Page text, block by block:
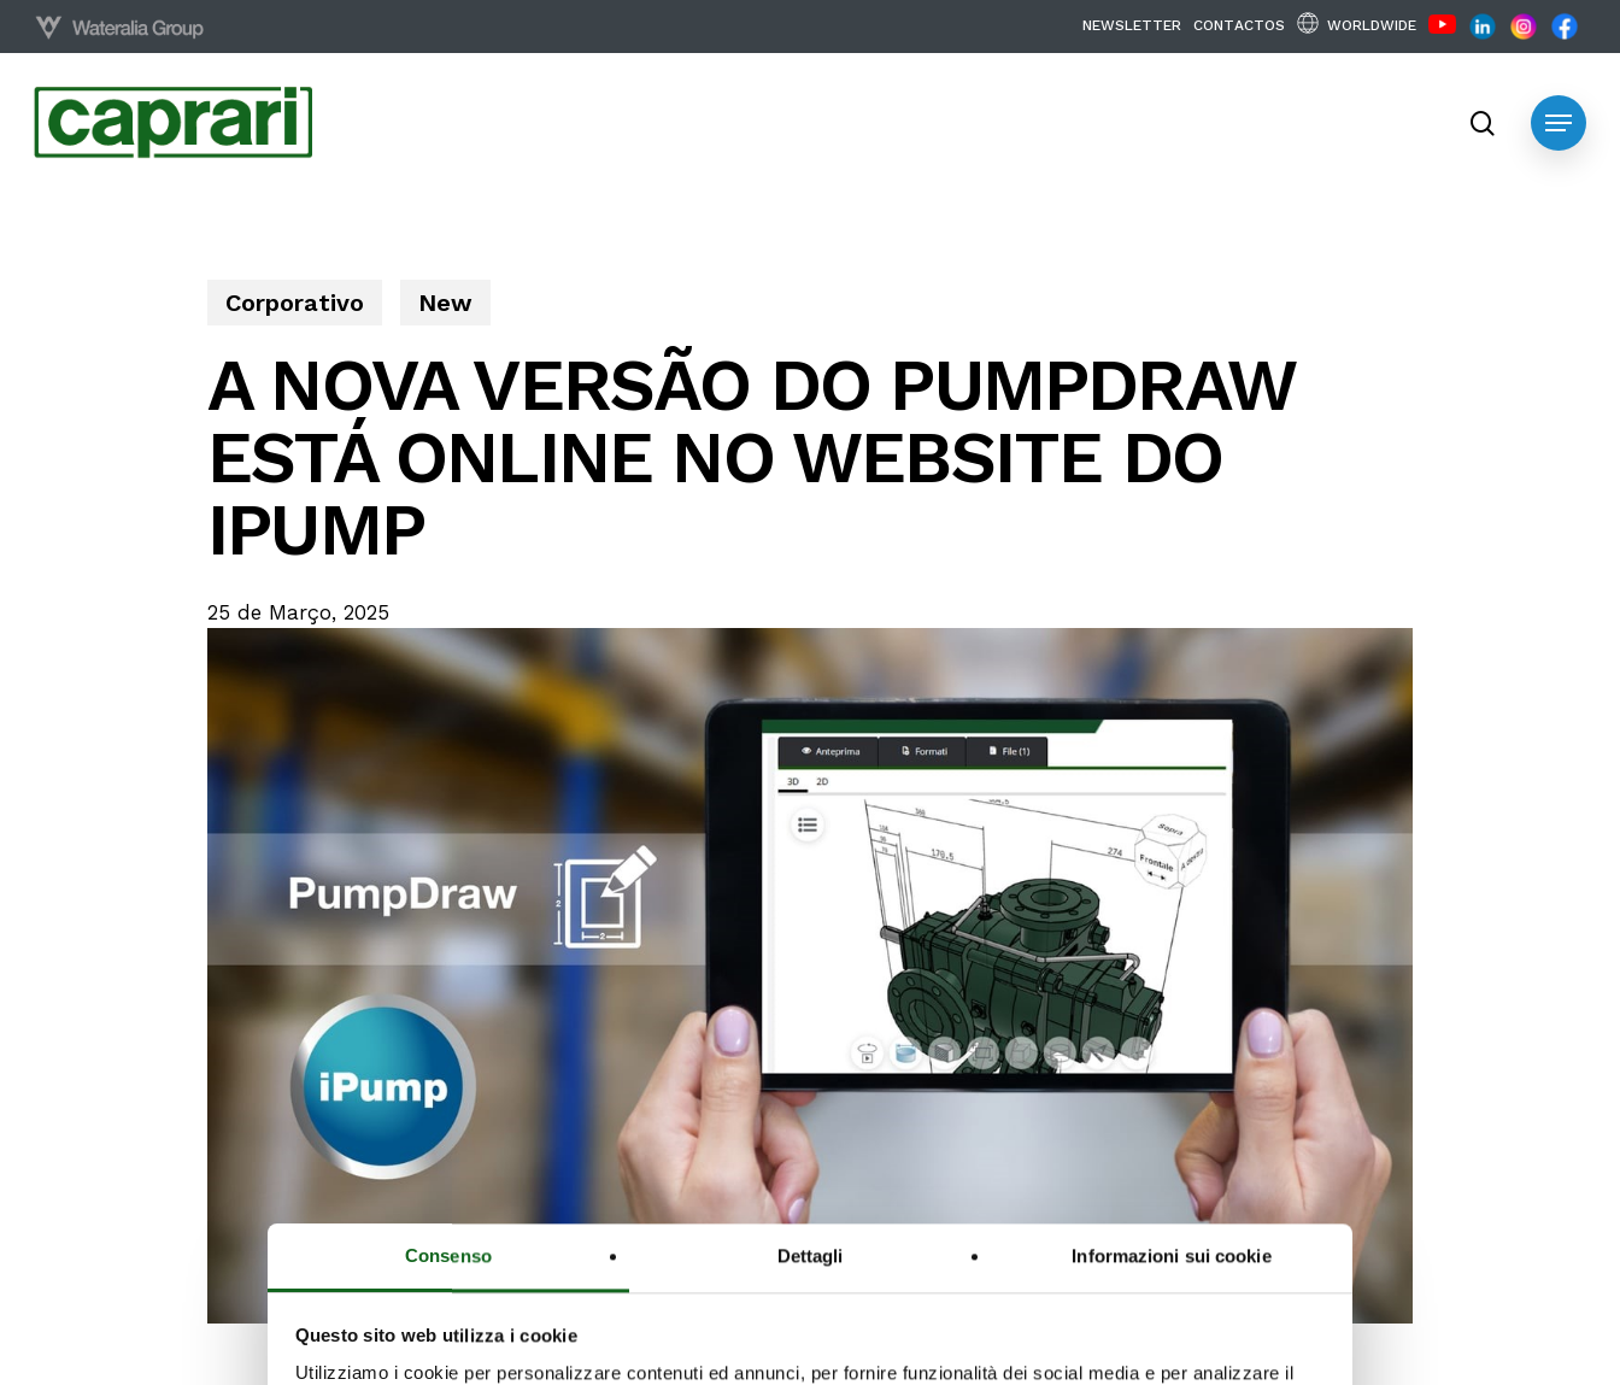
Consenso Dettagli Informazioni sui cookie
Questo sito web utilizza i cookie
Utilizziamo i cookie per personalizzare contenuti ed annunci, per fornire funzionalità dei social media e per analizzare il
Skip
content
NEWSLETTER CONTACTOS WORLDWIDE
Menu
search
Corporativo New
A NOVA VERSÃO DO PUMPDRAW
ESTÁ ONLINE NO WEBSITE DO
IPUMP
25 de Março, 2025